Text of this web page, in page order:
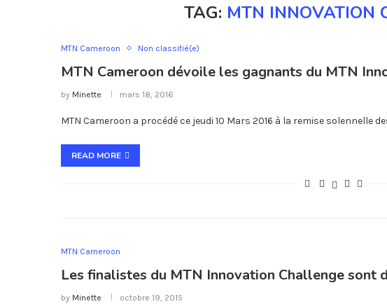
TAG: MTN INNOVATION
MTN Cameroon Non classifié(e)
MTN Cameroon dévoile les gagnants du MTN
by Minette mars 18, 2016
MTN Cameroon a procédé ce jeudi 10 Mars 2016 à la remise solennelle
READ MORE
MTN Cameroon
Les finalistes du MTN Innovation Challenge sont
by Minette octobre 19, 2015